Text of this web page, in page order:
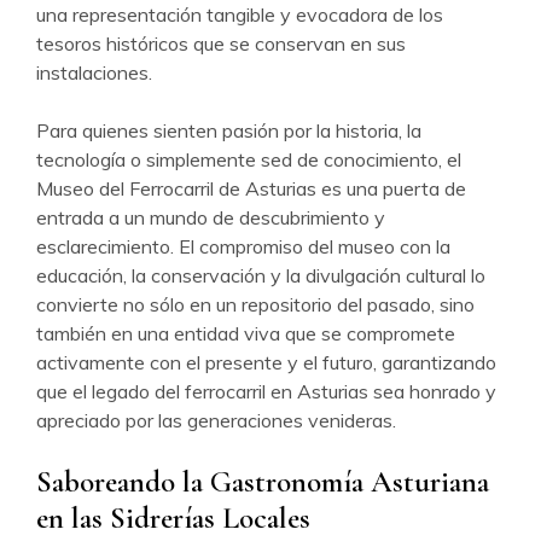
una representación tangible y evocadora de los
tesoros históricos que se conservan en sus
instalaciones.
Para quienes sienten pasión por la historia, la
tecnología o simplemente sed de conocimiento, el
Museo del Ferrocarril de Asturias es una puerta de
entrada a un mundo de descubrimiento y
esclarecimiento. El compromiso del museo con la
educación, la conservación y la divulgación cultural lo
convierte no sólo en un repositorio del pasado, sino
también en una entidad viva que se compromete
activamente con el presente y el futuro, garantizando
que el legado del ferrocarril en Asturias sea honrado y
apreciado por las generaciones venideras.
Saboreando la Gastronomía Asturiana
en las Sidrerías Locales